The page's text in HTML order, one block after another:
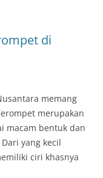
di
memang
merupakan
macam bentuk dan
yang kecil
ciri khasnya